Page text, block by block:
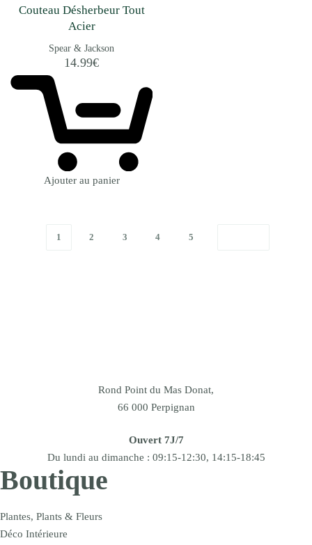
Couteau Désherbeur Tout
Acier
Spear & Jackson
14.99€
Ajouter au panier
1 2 3 4 5
Rond Point du Mas Donat,
66 000 Perpignan
Ouvert 7J/7
Du lundi au dimanche : 09:15-12:30, 14:15-18:45
Boutique
Plantes, Plants & Fleurs
Déco Intérieure